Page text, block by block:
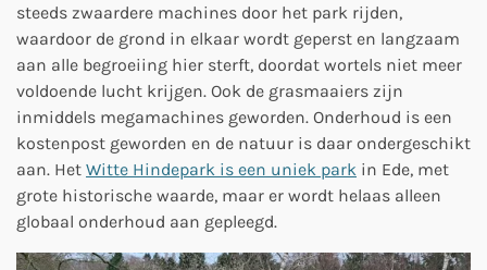
steeds zwaardere machines door het park rijden,
waardoor de grond in elkaar wordt geperst en langzaam
aan alle begroeiing hier sterft, doordat wortels niet meer
voldoende lucht krijgen. Ook de grasmaaiers zijn
inmiddels megamachines geworden. Onderhoud is een
kostenpost geworden en de natuur is daar ondergeschikt
aan. Het Witte Hindepark is een uniek park in Ede, met
grote historische waarde, maar er wordt helaas alleen
globaal onderhoud aan gepleegd.